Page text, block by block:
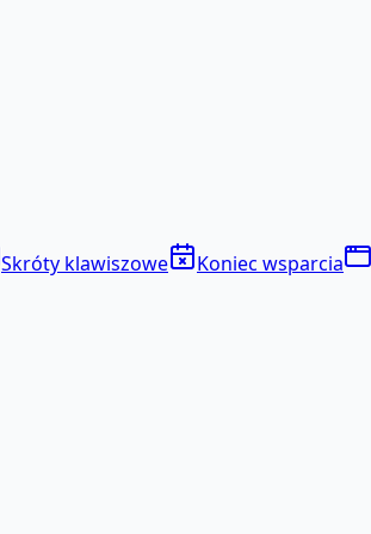
Skróty klawiszowe Koniec wsparcia